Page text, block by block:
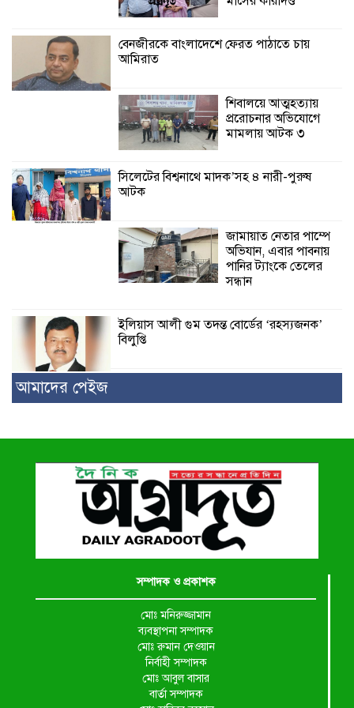
জেলেদের মতবিনিময় সভা
বেনজীরকে বাংলাদেশে ফেরত পাঠাতে চায়
আমিরাত
শিবালয়ে আত্মহত্যায়
প্ররোচনার অভিযোগে
মামলায় আটক ৩
সিলেটের বিশ্বনাথে মাদক’সহ ৪ নারী-পুরুষ
আটক
জামায়াত নেতার পাম্পে
অভিযান, এবার পাবনায়
পানির ট্যাংকে তেলের
সন্ধান
ইলিয়াস আলী গুম তদন্ত বোর্ডের ‘রহস্যজনক’
বিলুপ্তি
আমাদের পেইজ
সম্পাদক ও প্রকাশক
মোঃ মনিরুজ্জামান
ব্যবস্থাপনা সম্পাদক
মোঃ রুমান দেওয়ান
নির্বাহী সম্পাদক
মোঃ আবুল বাসার
বার্তা সম্পাদক